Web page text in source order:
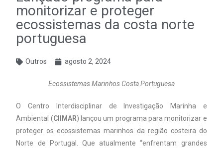
monitorizar e proteger
ecossistemas da costa norte
portuguesa
Outros agosto 2, 2024
Ecossistemas Marinhos Costa Portuguesa
O Centro Interdisciplinar de Investigação Marinha e
Ambiental (CIIMAR) lançou um programa para monitorizar e
proteger os ecossistemas marinhos da região costeira do
Norte de Portugal. Que atualmente “enfrentam grandes